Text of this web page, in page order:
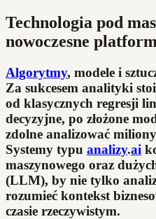
Technologia pod
nowoczesne
Algorytmy, modele i
Za sukcesem analityki
od klasycznych regresji
decyzyjne, po złożone
zdolne analizować
Systemy typu analizy.ai
maszynowego oraz
(LLM), by nie tylko
rozumieć kontekst
czasie rzeczywistym.